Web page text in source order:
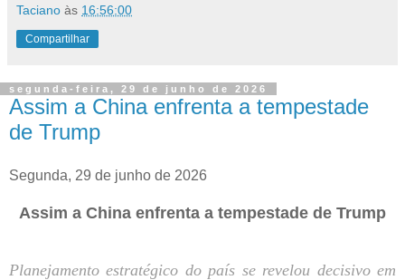
Taciano às 16:56:00
Compartilhar
segunda-feira, 29 de junho de 2026
Assim a China enfrenta a tempestade
de Trump
Segunda, 29 de junho de 2026
Assim a China enfrenta a tempestade de Trump
Planejamento estratégico do país se revelou decisivo em